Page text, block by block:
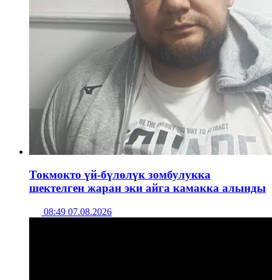
Токмокто үй-бүлөлүк зомбулукка
шектелген жаран эки айга камакка алынды
08:49 07.08.2026